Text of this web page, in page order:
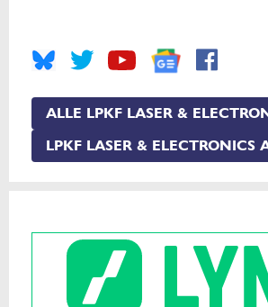
ALLE LPKF LASER &
LPKF LASER & ELECTRONICS